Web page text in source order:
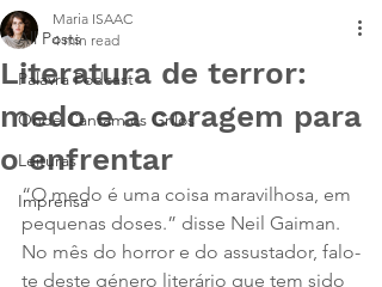
All Posts
Palavra Podcast
Onde Cantam os Grilos
Leituras
Imprensa
Literatura de terror:
medo e a coragem para
o enfrentar
Maria ISAAC
4 min read
“O medo é uma coisa maravilhosa, em
pequenas doses.” disse Neil Gaiman.
No mês do horror e do assustador, falo-
te deste género literário que tem sido